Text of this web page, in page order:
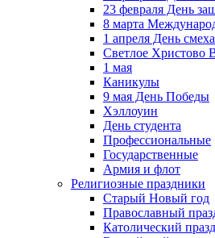
23 февраля День
8 марта
1 апреля День смеха
Светлое Христово
1 мая
Каникулы
9 мая День Победы
Хэллоуин
День студента
Профессиональные
Государственные
Армия и флот
Религиозные праздники
Старый Новый год
Православный
Католический